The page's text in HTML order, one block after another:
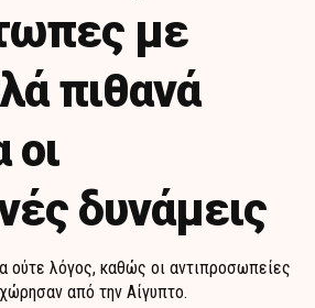
με
πιθανά
δυνάμεις
ούτε λόγος, καθώς οι αντιπροσωπείες
από την Αίγυπτο.